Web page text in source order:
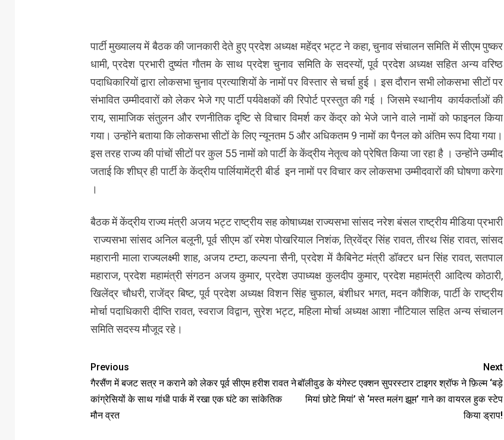
पार्टी मुख्यालय में बैठक की जानकारी देते हुए प्रदेश अध्यक्ष महेंद्र भट्ट ने कहा, चुनाव संचालन समिति में सीएम पुष्कर
धामी, प्रदेश प्रभारी दुष्यंत गौतम के साथ प्रदेश चुनाव समिति के सदस्यों, पूर्व प्रदेश अध्यक्ष सहित अन्य वरिष्ठ
पदाधिकारियों द्वारा लोकसभा चुनाव प्रत्याशियों के नामों पर विस्तार से चर्चा हुई । इस दौरान सभी लोकसभा सीटों पर
संभावित उम्मीदवारों को लेकर भेजे गए पार्टी पर्यवेक्षकों की रिपोर्ट प्रस्तुत की गई । जिसमे स्थानीय कार्यकर्ताओं की
राय, सामाजिक संतुलन और रणनीतिक दृष्टि से विचार विमर्श कर केंद्र को भेजे जाने वाले नामों को फाइनल किया
गया। उन्होंने बताया कि लोकसभा सीटों के लिए न्यूनतम 5 और अधिकतम 9 नामों का पैनल को अंतिम रूप दिया गया।
इस तरह राज्य की पांचों सीटों पर कुल 55 नामों को पार्टी के केंद्रीय नेतृत्व को प्रेषित किया जा रहा है । उन्होंने उम्मीद
जताई कि शीघ्र ही पार्टी के केंद्रीय पार्लियामेंट्री बीर्ड इन नामों पर विचार कर लोकसभा उम्मीदवारों की घोषणा करेगा
।
बैठक में केंद्रीय राज्य मंत्री अजय भट्ट राष्ट्रीय सह कोषाध्यक्ष राज्यसभा सांसद नरेश बंसल राष्ट्रीय मीडिया प्रभारी
राज्यसभा सांसद अनिल बलूनी, पूर्व सीएम डॉ रमेश पोखरियाल निशंक, त्रिवेंद्र सिंह रावत, तीरथ सिंह रावत, सांसद
महारानी माला राज्यलक्ष्मी शाह, अजय टम्टा, कल्पना सैनी, प्रदेश में कैबिनेट मंत्री डॉक्टर धन सिंह रावत, सतपाल
महाराज, प्रदेश महामंत्री संगठन अजय कुमार, प्रदेश उपाध्यक्ष कुलदीप कुमार, प्रदेश महामंत्री आदित्य कोठारी,
खिलेंद्र चौधरी, राजेंद्र बिष्ट, पूर्व प्रदेश अध्यक्ष विशन सिंह चुफाल, बंशीधर भगत, मदन कौशिक, पार्टी के राष्ट्रीय
मोर्चा पदाधिकारी दीप्ति रावत, स्वराज विद्वान, सुरेश भट्ट, महिला मोर्चा अध्यक्ष आशा नौटियाल सहित अन्य संचालन
समिति सदस्य मौजूद रहे।
Previous
गैरसैंण में बजट सत्र न कराने को लेकर पूर्व सीएम हरीश रावत ने
कांग्रेसियों के साथ गांधी पार्क में रखा एक घंटे का सांकेतिक
मौन व्रत
Next
बॉलीवुड के यंगेस्ट एक्शन सुपरस्टार टाइगर श्रॉफ ने फ़िल्म ‘बड़े
मियां छोटे मियां’ से ‘मस्त मलंग झूम’ गाने का वायरल हुक स्टेप
किया ड्राप!